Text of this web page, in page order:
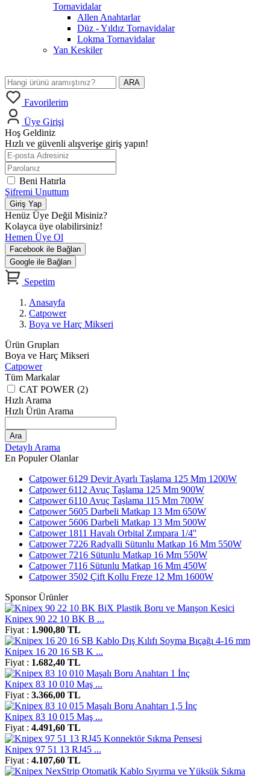
Tornavidalar
Allen Anahtarlar
Düz - Yıldız Tornavidalar
Lokma Tornavidalar
Yan Keskiler
ARA
Favorilerim
Üye Girişi
Hoş Geldiniz
Hızlı ve güvenli alışverişe giriş yapın!
Beni Hatırla
Şifremi Unuttum
Giriş Yap
Henüz Üye Değil Misiniz?
Kolayca üye olabilirsiniz!
Hemen Üye Ol
Facebook ile Bağlan
Google ile Bağlan
Sepetim
Anasayfa
Catpower
Boya ve Harç Mikseri
Ürün Grupları
Boya ve Harç Mikseri
Catpower
Tüm Markalar
CAT POWER (2)
Hızlı Arama
Hızlı Ürün Arama
Ara
Detaylı Arama
En Populer Olanlar
Catpower 6129 Devir Ayarlı Taşlama 125 Mm 1200W
Catpower 6112 Avuç Taşlama 125 Mm 900W
Catpower 6110 Avuç Taşlama 115 Mm 700W
Catpower 5605 Darbeli Matkap 13 Mm 650W
Catpower 5606 Darbeli Matkap 13 Mm 500W
Catpower 1811 Havalı Orbital Zımpara 1/4''
Catpower 7226 Radyalli Sütunlu Matkap 16 Mm 550W
Catpower 7216 Sütunlu Matkap 16 Mm 550W
Catpower 7116 Sütunlu Matkap 16 Mm 450W
Catpower 3502 Çift Kollu Freze 12 Mm 1600W
Sponsor Ürünler
Knipex 90 22 10 BK B ...
Fiyat : 1.900,80 TL
Knipex 16 20 16 SB K ...
Fiyat : 1.682,40 TL
Knipex 83 10 010 Maş ...
Fiyat : 3.366,00 TL
Knipex 83 10 015 Maş ...
Fiyat : 4.491,60 TL
Knipex 97 51 13 RJ45 ...
Fiyat : 4.107,60 TL